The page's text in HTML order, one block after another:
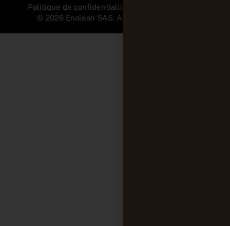
Politique de confidentialité et Mentions légales
© 2026 Enalean SAS. All Rights Reserved.